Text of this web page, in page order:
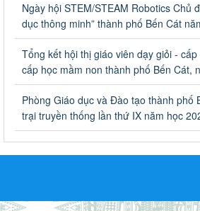
Triển khai Kế hoạch Triển khai các
phong trào vệ sinh yêu nước nâng
năm 2023
Triển khai Kế hoạch Triển khai các hoạt
trào vệ sinh yêu nước nâng cao sức
Ngày ban hành: 10/08/2023
Khẩn trương triển khai các biện
trường mẫu giáo, trường tiểu học
Ngày hội STEM/STEAM Robotics Chủ
dục thông minh” thành phố Bến Cát
Tổng kết hội thị giáo viên dạy giỏi -
cấp học mầm non thành phố Bến Cát,
Phòng Giáo dục và Đào tạo thành phố
trại truyền thống lần thứ IX năm học